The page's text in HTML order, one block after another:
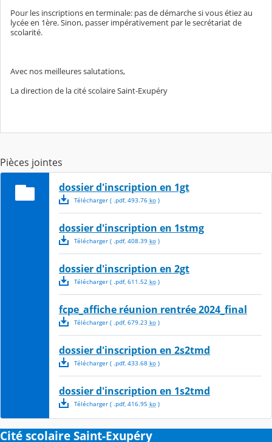
Pour les inscriptions en terminale: pas de démarche si vous étiez au
lycée en 1ère. Sinon, passer impérativement par le secrétariat de
scolarité.
Avec nos meilleures salutations,
La direction de la cité scolaire Saint-Exupéry
Pièces jointes
dossier d'inscription en 1gt
Télécharger( .pdf, 493.76 ko)
dossier d'inscription en 1stmg
Télécharger( .pdf, 408.39 ko)
dossier d'inscription en 2gt
Télécharger( .pdf, 611.52 ko)
fcpe_affiche réunion rentrée 2024_final
Télécharger( .pdf, 679.23 ko)
dossier d'inscription en 2s2tmd
Télécharger( .pdf, 433.68 ko)
dossier d'inscription en 1s2tmd
Télécharger( .pdf, 416.95 ko)
Cité scolaire Saint-Exupéry